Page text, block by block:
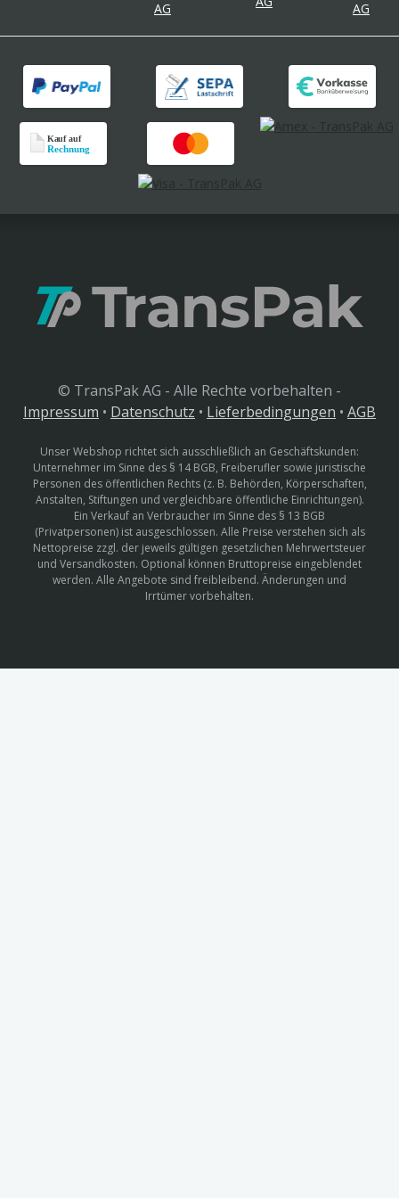
© TransPak AG - Alle Rechte vorbehalten -
Impressum • Datenschutz • Lieferbedingungen • AGB
Unser Webshop richtet sich ausschließlich an Geschäftskunden:
Unternehmer im Sinne des § 14 BGB, Freiberufler sowie juristische
Personen des öffentlichen Rechts (z. B. Behörden, Körperschaften,
Anstalten, Stiftungen und vergleichbare öffentliche Einrichtungen).
Ein Verkauf an Verbraucher im Sinne des § 13 BGB
(Privatpersonen) ist ausgeschlossen. Alle Preise verstehen sich als
Nettopreise zzgl. der jeweils gültigen gesetzlichen Mehrwertsteuer
und Versandkosten. Optional können Bruttopreise eingeblendet
werden. Alle Angebote sind freibleibend. Änderungen und
Irrtümer vorbehalten.